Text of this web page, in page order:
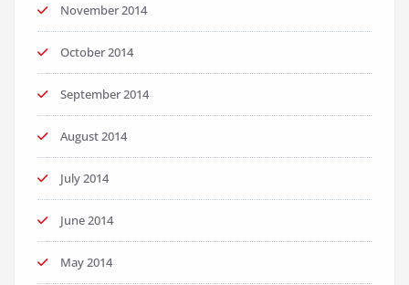
November 2014
October 2014
September 2014
August 2014
July 2014
June 2014
May 2014